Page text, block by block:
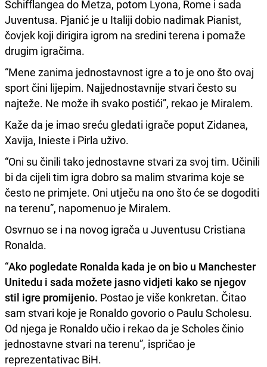
Schifflangea do Metza, potom Lyona, Rome i sada
Juventusa. Pjanić je u Italiji dobio nadimak Pianist,
čovjek koji dirigira igrom na sredini terena i pomaže
drugim igračima.
“Mene zanima jednostavnost igre a to je ono što ovaj
sport čini lijepim. Najjednostavnije stvari često su
najteže. Ne može ih svako postići”, rekao je Miralem.
Kaže da je imao sreću gledati igrače poput Zidanea,
Xavija, Inieste i Pirla uživo.
“Oni su činili tako jednostavne stvari za svoj tim. Učinili
bi da cijeli tim igra dobro sa malim stvarima koje se
često ne primjete. Oni utječu na ono što će se dogoditi
na terenu”, napomenuo je Miralem.
Osvrnuo se i na novog igrača u Juventusu Cristiana
Ronalda.
“Ako pogledate Ronalda kada je on bio u Manchester
Unitedu i sada možete jasno vidjeti kako se njegov
stil igre promijenio. Postao je više konkretan. Čitao
sam stvari koje je Ronaldo govorio o Paulu Scholesu.
Od njega je Ronaldo učio i rekao da je Scholes činio
jednostavne stvari na terenu”, ispričao je
reprezentativac BiH.